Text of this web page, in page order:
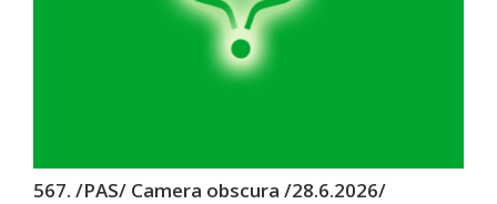
567. /PAS/ Camera obscura /28.6.2026/